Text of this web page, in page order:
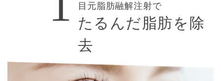
目元脂肪融解注射で
たるんだ脂肪を除
去